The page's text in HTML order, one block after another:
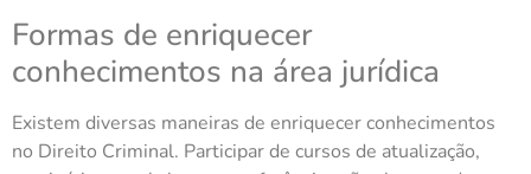
Formas de enriquecer
conhecimentos na área jurídica
Existem diversas maneiras de enriquecer conhecimentos
no Direito Criminal. Participar de cursos de atualização,